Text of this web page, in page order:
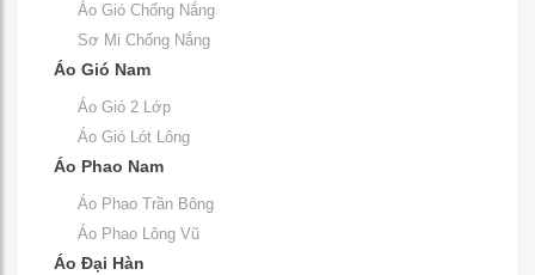
Áo Gió Chống Nắng
Sơ Mi Chống Nắng
Áo Gió Nam
Áo Gió 2 Lớp
Áo Gió Lót Lông
Áo Phao Nam
Áo Phao Trần Bông
Áo Phao Lông Vũ
Áo Đại Hàn